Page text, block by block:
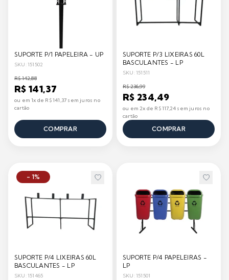
SUPORTE P/1 PAPELEIRA - UP
SKU: 151502
R$ 142,88
R$ 141,37
ou em 1x de R$ 141,37 sem juros no
cartão
COMPRAR
SUPORTE P/3 LIXEIRAS 60L
BASCULANTES - LP
SKU: 151511
R$ 236,99
R$ 234,49
ou em 2x de R$ 117,24 sem juros no
cartão
COMPRAR
- 1%
SUPORTE P/4 LIXEIRAS 60L
BASCULANTES - LP
SKU: 151465
SUPORTE P/4 PAPELEIRAS -
LP
SKU: 151501